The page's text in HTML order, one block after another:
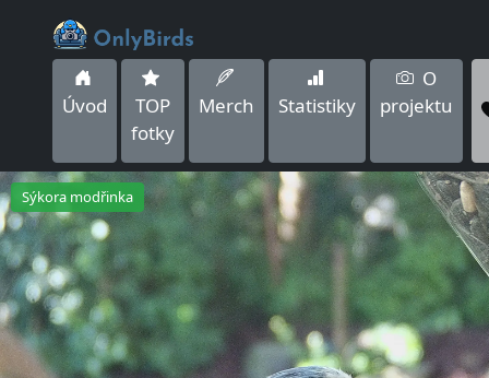
Úvod
TOP
fotky
Merch Statistiky
O
projektu
Sýkora modřinka